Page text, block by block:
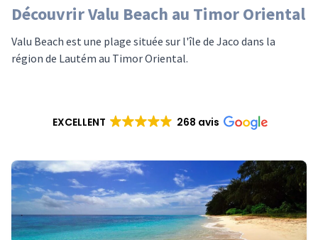
Découvrir Valu Beach au Timor Oriental
Valu Beach est une plage située sur l'île de Jaco dans la
région de Lautém au Timor Oriental.
EXCELLENT 268 avis